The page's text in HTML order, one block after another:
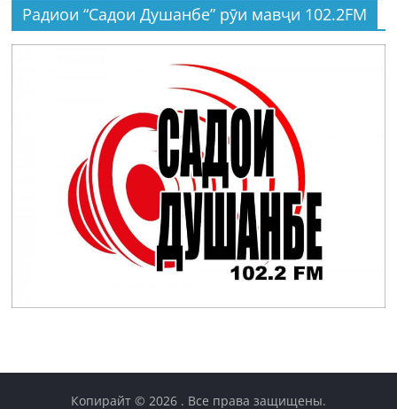
Радиои “Садои Душанбе” рӯи мавҷи 102.2FM
Копирайт © 2026 . Все права защищены.